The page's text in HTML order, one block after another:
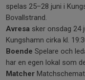
spelas 25–28 juni i
Bovallstrand.
Avresa sker onsdag 24
Kungshamn cirka kl.
Boende Spelare och
har en egen lokal som
Matcher